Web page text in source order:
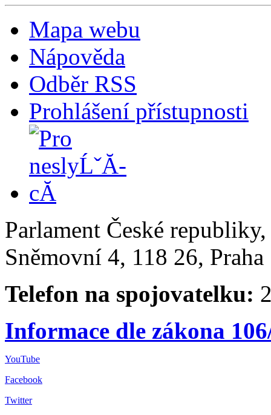
Mapa webu
Nápověda
Odběr RSS
Prohlášení přístupnosti
Parlament České
Sněmovní 4, 118 26,
Telefon na spojovatelku:
Informace dle zákona
YouTube
Facebook
Twitter